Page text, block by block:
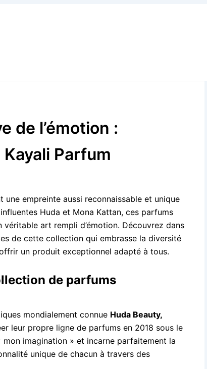
de l’émotion :
Parfum
une empreinte aussi reconnaissable et unique
Huda et Mona Kattan, ces parfums
art rempli d’émotion. Découvrez dans
de cette collection qui embrasse la diversité
un produit exceptionnel adapté à tous.
de parfums
mondialement connue Huda Beauty,
leur propre ligne de parfums en 2018 sous le
imagination » et incarne parfaitement la
unique de chacun à travers des